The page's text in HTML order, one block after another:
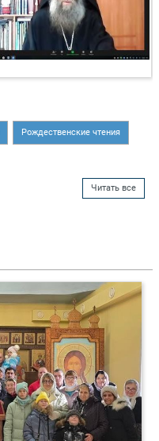
Рождественские чтения
Читать все